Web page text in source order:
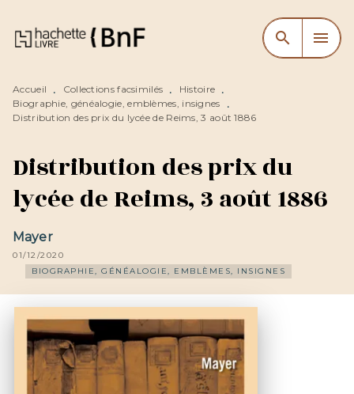
MENU RECHERCHE
CONTENU
search menu
Accueil • Collections facsimilés • Histoire •
Biographie, généalogie, emblèmes, insignes
•
Distribution des prix du lycée de Reims, 3 août 1886
Distribution des prix du
lycée de Reims, 3 août 1886
Mayer
01/12/2020
BIOGRAPHIE, GÉNÉALOGIE, EMBLÈMES, INSIGNES